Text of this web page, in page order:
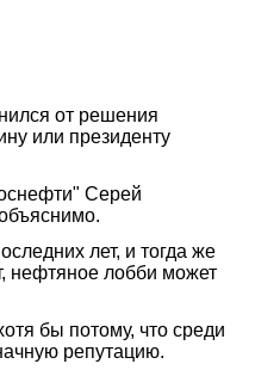
от решения
или президенту
Серей
лет, и тогда же
нефтяное лобби может
бы потому, что среди
репутацию.